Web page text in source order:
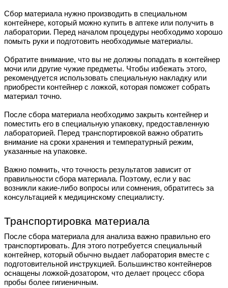
Сбор материала нужно производить в специальном
контейнере, который можно купить в аптеке или получить в
лаборатории. Перед началом процедуры необходимо хорошо
помыть руки и подготовить необходимые материалы.
Обратите внимание, что вы не должны попадать в контейнер
мочи или другие чужие предметы. Чтобы избежать этого,
рекомендуется использовать специальную накладку или
приобрести контейнер с ложкой, которая поможет собрать
материал точно.
После сбора материала необходимо закрыть контейнер и
поместить его в специальную упаковку, предоставленную
лабораторией. Перед транспортировкой важно обратить
внимание на сроки хранения и температурный режим,
указанные на упаковке.
Важно помнить, что точность результатов зависит от
правильности сбора материала. Поэтому, если у вас
возникли какие-либо вопросы или сомнения, обратитесь за
консультацией к медицинскому специалисту.
Транспортировка материала
После сбора материала для анализа важно правильно его
транспортировать. Для этого потребуется специальный
контейнер, который обычно выдает лаборатория вместе с
подготовительной инструкцией. Большинство контейнеров
оснащены ложкой-дозатором, что делает процесс сбора
пробы более гигиеничным.